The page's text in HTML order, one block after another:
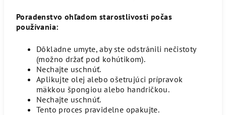
Poradenstvo ohľadom starostlivosti počas
používania:
Dôkladne umyte, aby ste odstránili nečistoty
(možno držať pod kohútikom).
Nechajte uschnúť.
Aplikujte olej alebo ošetrujúci prípravok
mäkkou špongiou alebo handričkou.
Nechajte uschnúť.
Tento proces pravidelne opakujte.